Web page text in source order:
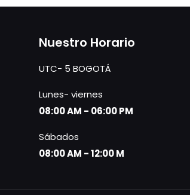
Nuestro Horario
UTC- 5 BOGOTÁ
Lunes- viernes
08:00 AM - 06:00 PM
Sábados
08:00 AM - 12:00 M